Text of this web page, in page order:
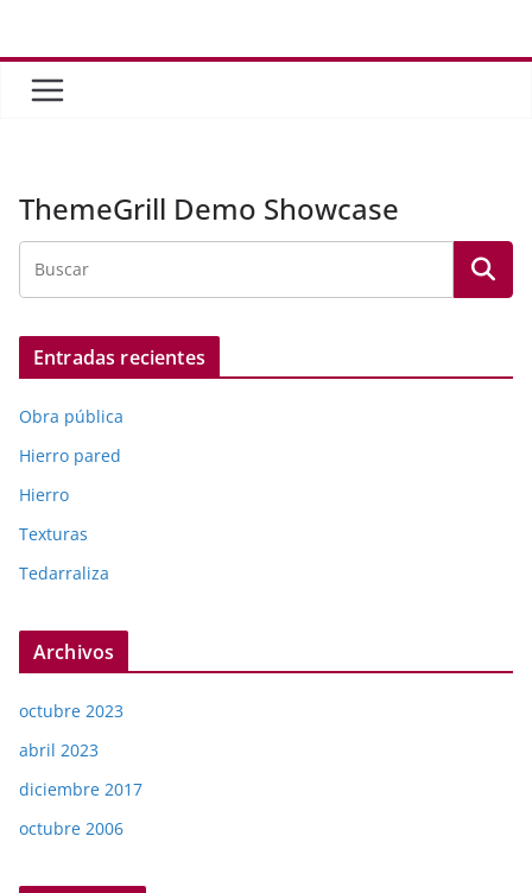
contenido
ThemeGrill Demo Showcase
Entradas recientes
Obra pública
Hierro pared
Hierro
Texturas
Tedarraliza
Archivos
octubre 2023
abril 2023
diciembre 2017
octubre 2006